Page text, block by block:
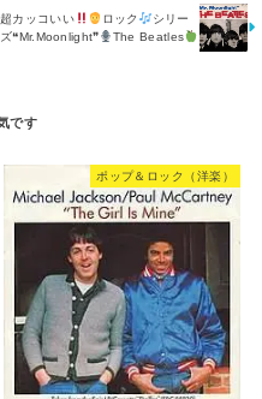
超カッコいい ロック
シリー
ズ❝Mr.Moonlight❞
The Beatles
ポップ＆ロック（洋楽）